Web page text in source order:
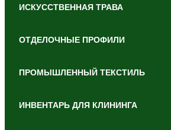
ИСКУССТВЕННАЯ ТРАВА
ОТДЕЛОЧНЫЕ ПРОФИЛИ
ПРОМЫШЛЕННЫЙ ТЕКСТИЛЬ
ИНВЕНТАРЬ ДЛЯ КЛИНИНГА